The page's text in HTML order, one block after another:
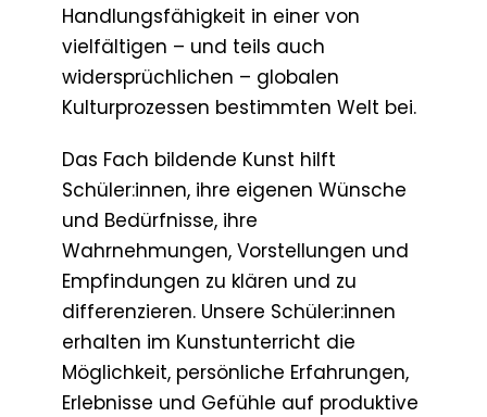
Handlungsfähigkeit in einer von
vielfältigen – und teils auch
widersprüchlichen – globalen
Kulturprozessen bestimmten Welt bei.
Das Fach bildende Kunst hilft
Schüler:innen, ihre eigenen Wünsche
und Bedürfnisse, ihre
Wahrnehmungen, Vorstellungen und
Empfindungen zu klären und zu
differenzieren. Unsere Schüler:innen
erhalten im Kunstunterricht die
Möglichkeit, persönliche Erfahrungen,
Erlebnisse und Gefühle auf produktive